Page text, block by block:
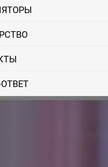
при получении
выставленному счету в любом